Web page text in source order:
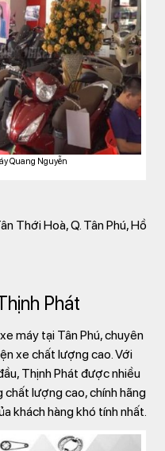
Quang Nguyễn
Thới Hoà, Q. Tân Phú, Hồ
Phát
máy tại Tân Phú, chuyên
xe chất lượng cao. Với
Thịnh Phát được nhiều
lượng cao, chính hãng
khách hàng khó tính nhất.